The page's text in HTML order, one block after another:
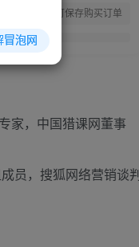
陆后购买，可保存购买订单
家，中国猎课网董事
员，搜狐网络营销谈判
冒泡网